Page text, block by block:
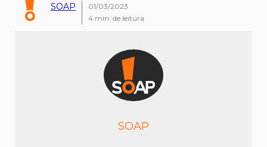
SOAP
01/03/2023
4 min. de leitura
SOAP